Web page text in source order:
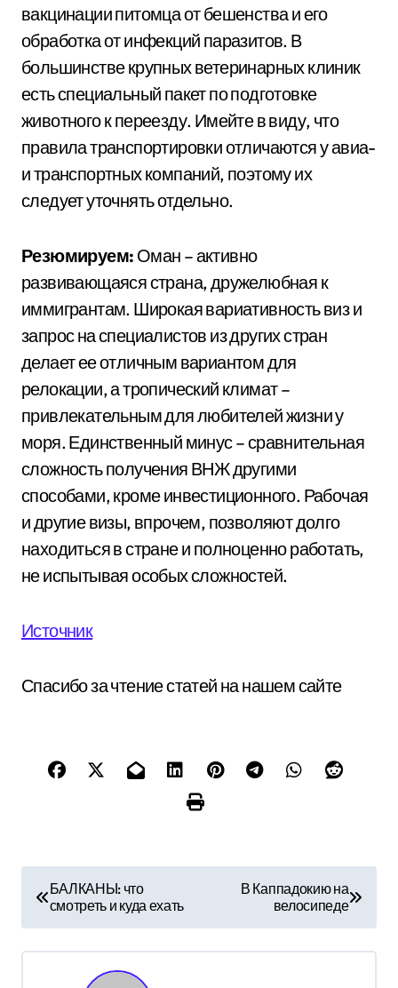
вакцинации питомца от бешенства и его
обработка от инфекций паразитов. В
большинстве крупных ветеринарных клиник
есть специальный пакет по подготовке
животного к переезду. Имейте в виду, что
правила транспортировки отличаются у авиа-
и транспортных компаний, поэтому их
следует уточнять отдельно.
Резюмируем: Оман – активно
развивающаяся страна, дружелюбная к
иммигрантам. Широкая вариативность виз и
запрос на специалистов из других стран
делает ее отличным вариантом для
релокации, а тропический климат –
привлекательным для любителей жизни у
моря. Единственный минус – сравнительная
сложность получения ВНЖ другими
способами, кроме инвестиционного. Рабочая
и другие визы, впрочем, позволяют долго
находиться в стране и полноценно работать,
не испытывая особых сложностей.
Источник
Спасибо за чтение статей на нашем сайте
а
в
БАЛКАНЫ: что
смотреть и куда ехать
В Каппадокию на
велосипеде